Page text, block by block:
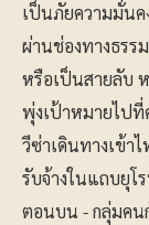
เป็นภัยความมั่น
ผ่านช่องทางธรร
หรือเป็นสายลับ
พุ่งเป้าหมายไป
วีซ่าเดินทางเข้า
รับจ้างในแถบยุโ
ตอนบน - กลุ่มคน